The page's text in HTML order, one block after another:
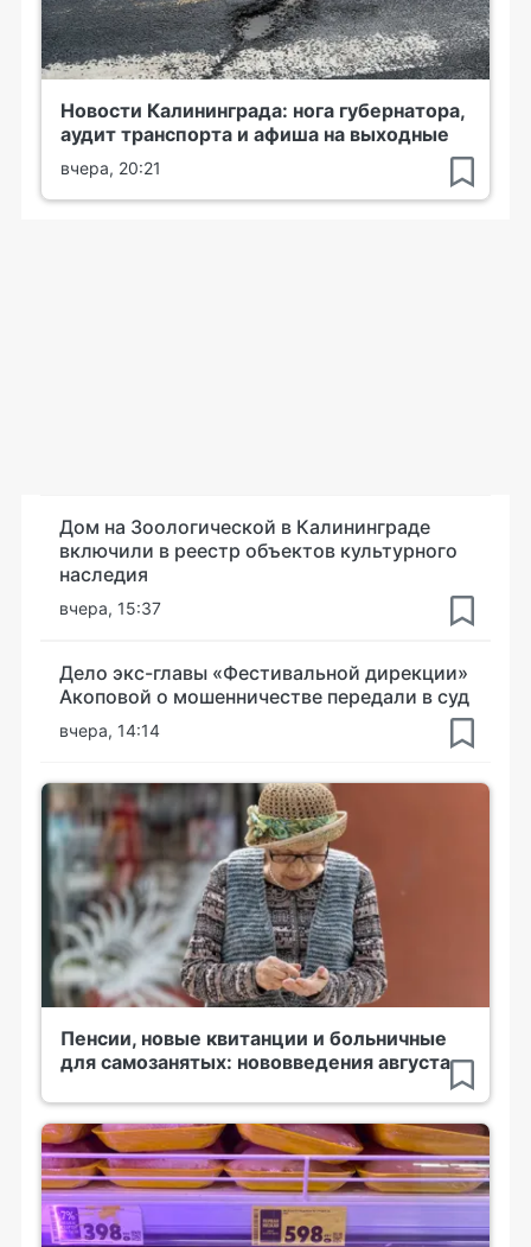
Новости Калининграда: нога губернатора,
аудит транспорта и афиша на выходные
вчера, 20:21
Дом на Зоологической в Калининграде
включили в реестр объектов культурного
наследия
вчера, 15:37
Дело экс-главы «Фестивальной дирекции»
Акоповой о мошенничестве передали в суд
вчера, 14:14
Пенсии, новые квитанции и больничные
для самозанятых: нововведения августа